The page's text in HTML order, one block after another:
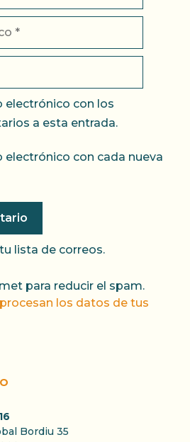
electrónico con los
a esta entrada.
electrónico con cada nueva
lista de correos.
para reducir el spam.
los datos de tus
Bordiu 35